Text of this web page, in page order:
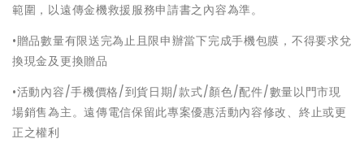
範圍，以遠傳金機救援服務申請書之內容為準。
•贈品數量有限送完為止且限申辦當下完成手機包膜，不得要求兌
換現金及更換贈品
•活動內容/手機價格/到貨日期/款式/顏色/配件/數量以門市現
場銷售為主。遠傳電信保留此專案優惠活動內容修改、終止或更
正之權利